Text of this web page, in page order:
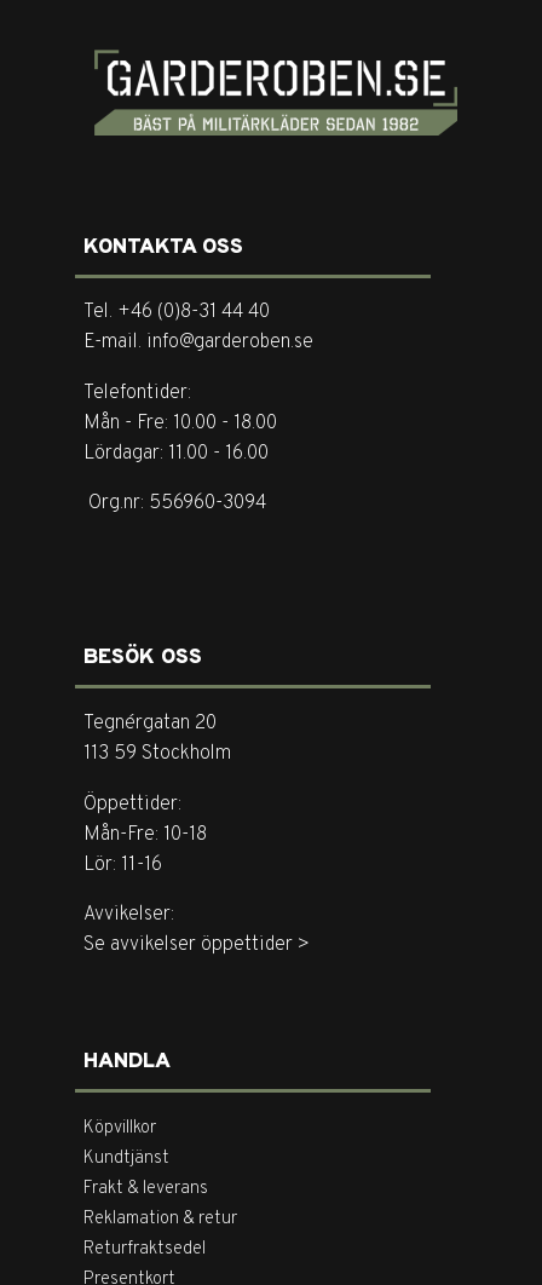
KONTAKTA OSS
Tel. +46 (0)8-31 44 40
E-mail. info@garderoben.se
Telefontider:
Mån - Fre: 10.00 - 18.00
Lördagar: 11.00 - 16.00
Org.nr: 556960-3094
BESÖK OSS
Tegnérgatan 20
113 59 Stockholm
Öppettider:
Mån-Fre: 10-18
Lör: 11-16
Avvikelser:
Se avvikelser öppettider >
HANDLA
Köpvillkor
Kundtjänst
Frakt & leverans
Reklamation & retur
Returfraktsedel
Presentkort